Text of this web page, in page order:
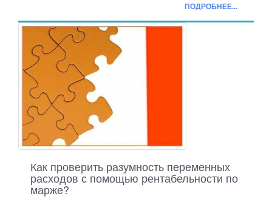
ПОДРОБНЕЕ...
Как проверить разумность переменных
расходов с помощью рентабельности по
марже?